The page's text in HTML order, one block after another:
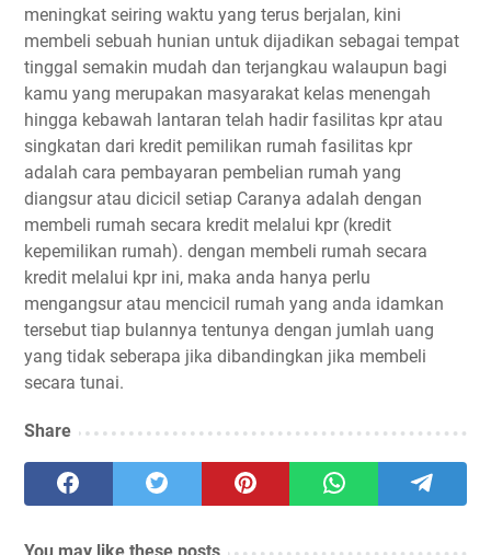
meningkat seiring waktu yang terus berjalan, kini
membeli sebuah hunian untuk dijadikan sebagai tempat
tinggal semakin mudah dan terjangkau walaupun bagi
kamu yang merupakan masyarakat kelas menengah
hingga kebawah lantaran telah hadir fasilitas kpr atau
singkatan dari kredit pemilikan rumah fasilitas kpr
adalah cara pembayaran pembelian rumah yang
diangsur atau dicicil setiap Caranya adalah dengan
membeli rumah secara kredit melalui kpr (kredit
kepemilikan rumah). dengan membeli rumah secara
kredit melalui kpr ini, maka anda hanya perlu
mengangsur atau mencicil rumah yang anda idamkan
tersebut tiap bulannya tentunya dengan jumlah uang
yang tidak seberapa jika dibandingkan jika membeli
secara tunai.
Share